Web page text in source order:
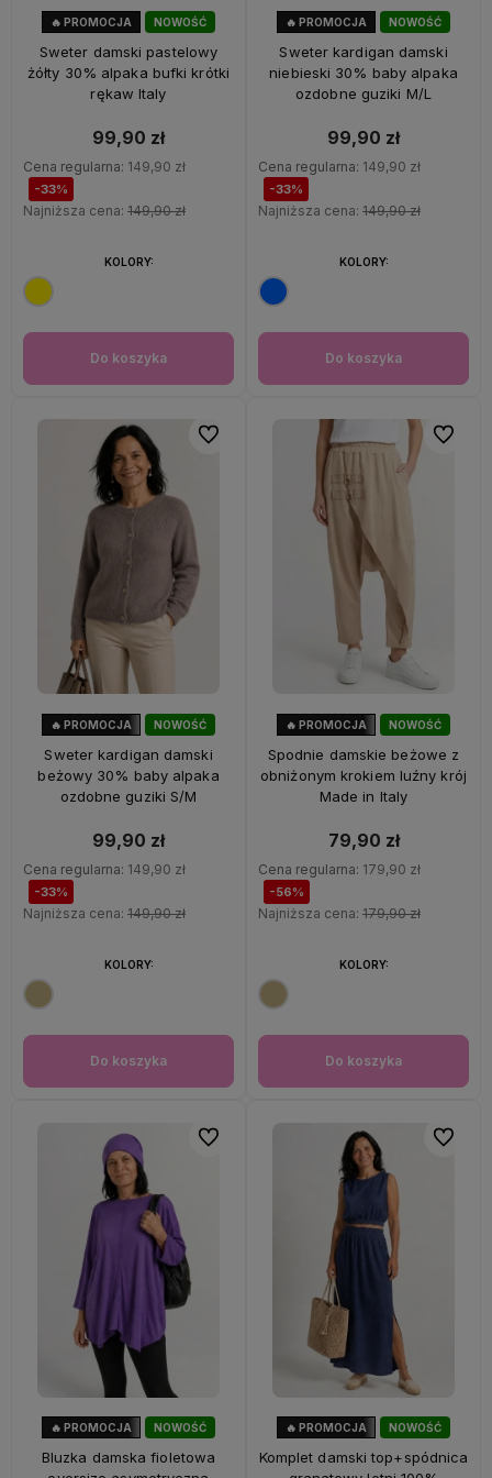
NOWOŚĆ
🔥 PROMOCJA
Sweter damski pastelowy
żółty 30% alpaka bufki krótki
rękaw Italy
99,90 zł
Cena regularna: 149,90 zł
-33%
Najniższa cena: 149,90 zł
Do koszyka
KOLORY:
NOWOŚĆ
🔥 PROMOCJA
Sweter kardigan damski
niebieski 30% baby alpaka
ozdobne guziki M/L
99,90 zł
Cena regularna: 149,90 zł
-33%
Najniższa cena: 149,90 zł
Do koszyka
KOLORY:
NOWOŚĆ
🔥 PROMOCJA
Sweter kardigan damski
beżowy 30% baby alpaka
ozdobne guziki S/M
99,90 zł
Cena regularna: 149,90 zł
-33%
Najniższa cena: 149,90 zł
Do koszyka
KOLORY:
Do ulubionych
NOWOŚĆ
🔥 PROMOCJA
Spodnie damskie beżowe z
obniżonym krokiem luźny krój
Made in Italy
79,90 zł
Cena regularna: 179,90 zł
-56%
Najniższa cena: 179,90 zł
Do koszyka
KOLORY:
Do
NOWOŚĆ
🔥 PROMOCJA
Bluzka damska fioletowa
Do ulubionych
NOWOŚĆ
🔥 PROMOCJA
Komplet damski top+spódnica
Do